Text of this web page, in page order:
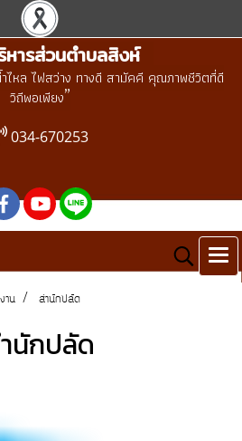
หารส่วนตำบลสิงห์
ำไหล ไฟสว่าง ทางดี สามัคคี คุณภาพชีวิตที่ดี
วิถีพอเพียง”
034-670253
าน สำนักปลัด
นักปลัด